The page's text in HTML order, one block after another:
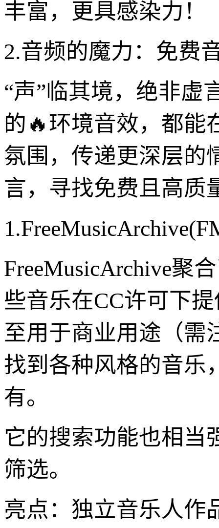
丰富，更具感染力！
2.音频的魔力：免费
“声”临其境，绝非虚
的🔥环境音效，都能
氛围，传递更深层的
言，寻找免费且高质
FreeMusicArchive聚
些音乐在CC许可下
至用于商业用途（需
找到各种风格的音乐
有。
它的搜索功能也相当
筛选。
亮点：独立音乐人作